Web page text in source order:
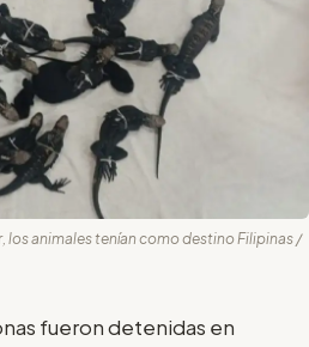
los animales tenían como destino Filipinas /
fueron detenidas en